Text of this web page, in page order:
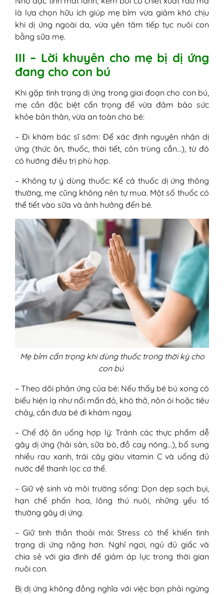
là lựa chọn hữu ích giúp mẹ bỉm vừa giảm khó chịu
khi dị ứng ngoài da, vừa yên tâm tiếp tục nuôi con
bằng sữa mẹ.
III – Lời khuyên cho mẹ bị dị ứng
đang cho con bú
Khi gặp tình trạng dị ứng trong giai đoạn cho con bú,
mẹ cần đặc biệt cẩn trọng để vừa đảm bảo sức
khỏe bản thân, vừa an toàn cho bé:
– Đi khám bác sĩ sớm: Để xác định nguyên nhân dị
ứng (thức ăn, thuốc, thời tiết, côn trùng cắn…), từ đó
có hướng điều trị phù hợp.
– Không tự ý dùng thuốc: Kể cả thuốc dị ứng thông
thường, mẹ cũng không nên tự mua. Một số thuốc có
thể tiết vào sữa và ảnh hưởng đến bé.
Mẹ bỉm cẩn trọng khi dùng thuốc trong thời kỳ cho
con bú
– Theo dõi phản ứng của bé: Nếu thấy bé bú xong có
biểu hiện lạ như nổi mẩn đỏ, khó thở, nôn ói hoặc tiêu
chảy, cần đưa bé đi khám ngay.
– Chế độ ăn uống hợp lý: Tránh các thực phẩm dễ
gây dị ứng (hải sản, sữa bò, đồ cay nóng…), bổ sung
nhiều rau xanh, trái cây giàu vitamin C và uống đủ
nước để thanh lọc cơ thể.
– Giữ vệ sinh và môi trường sống: Dọn dẹp sạch bụi,
hạn chế phấn hoa, lông thú nuôi, những yếu tố
thường gây dị ứng.
– Giữ tinh thần thoải mái: Stress có thể khiến tình
trạng dị ứng nặng hơn. Nghỉ ngơi, ngủ đủ giấc và
chia sẻ với gia đình để giảm áp lực trong thời gian
nuôi con.
Bị dị ứng không đồng nghĩa với việc bạn phải ngừng